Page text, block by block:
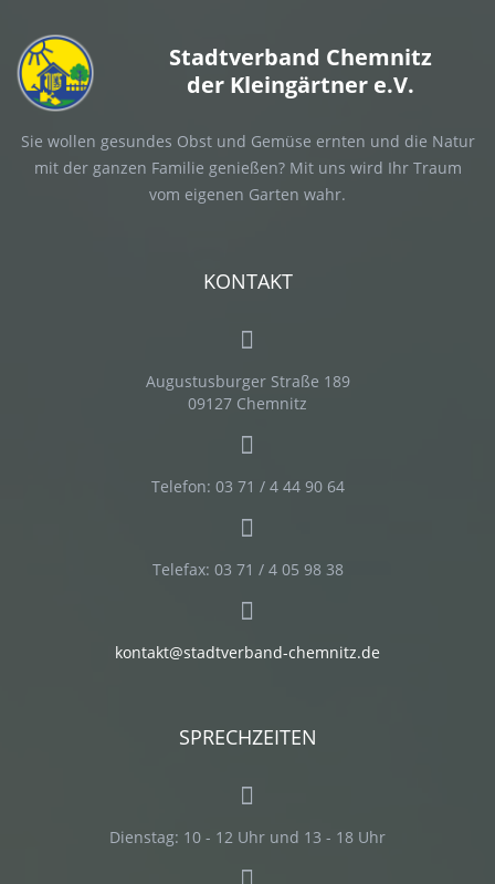
Stadtverband Chemnitz
der Kleingärtner e.V.
Sie wollen gesundes Obst und Gemüse ernten und die Natur
mit der ganzen Familie genießen? Mit uns wird Ihr Traum
vom eigenen Garten wahr.
KONTAKT
Augustusburger Straße 189
09127 Chemnitz
Telefon: 03 71 / 4 44 90 64
Telefax: 03 71 / 4 05 98 38
kontakt@stadtverband-chemnitz.de
SPRECHZEITEN
Dienstag: 10 - 12 Uhr und 13 - 18 Uhr